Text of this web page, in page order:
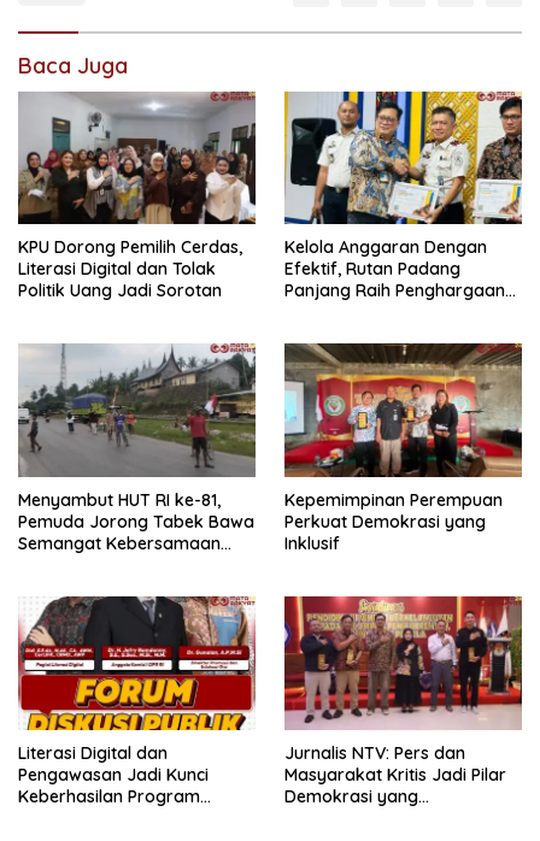
Baca Juga
KPU Dorong Pemilih Cerdas,
Literasi Digital dan Tolak
Politik Uang Jadi Sorotan
Kelola Anggaran Dengan
Efektif, Rutan Padang
Panjang Raih Penghargaan
Menyambut HUT RI ke-81,
Pemuda Jorong Tabek Bawa
Semangat Kebersamaan
Kepemimpinan Perempuan
Perkuat Demokrasi yang
Inklusif
Literasi Digital dan
Pengawasan Jadi Kunci
Keberhasilan Program
Jurnalis NTV: Pers dan
Masyarakat Kritis Jadi Pilar
Demokrasi yang